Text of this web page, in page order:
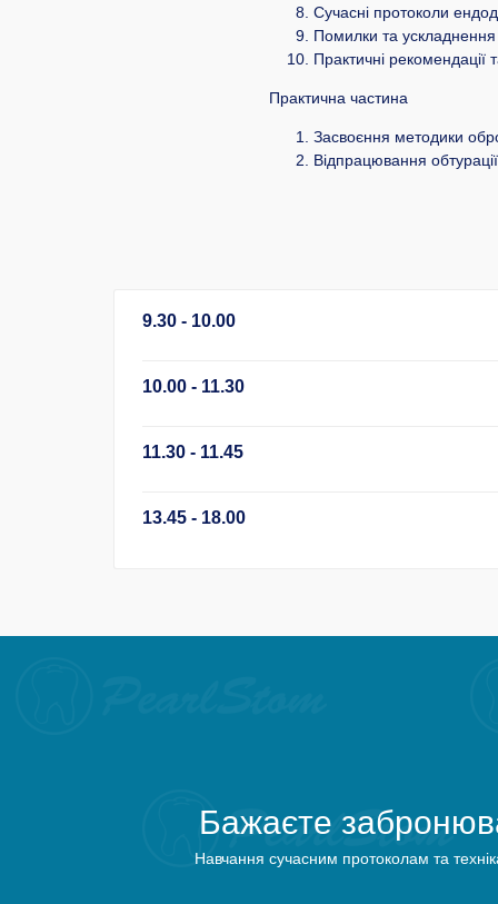
Сучасні протоколи
Помилки та ускладнення
Практичні рекомендації
Практична частина
Засвоєння методики
Відпрацювання
9.30 - 10.00
10.00 - 11.30
11.30 - 11.45
13.45 - 18.00
Бажаєте
Навчання сучасним протоколам та